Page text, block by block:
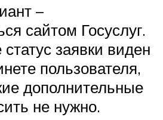
–
сайтом Госуслуг.
заявки виден
пользователя,
дополнительные
не нужно.